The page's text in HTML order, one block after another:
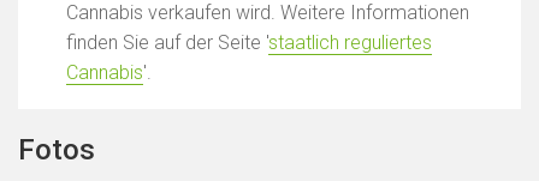
Cannabis verkaufen wird. Weitere Informationen
finden Sie auf der Seite 'staatlich reguliertes
Cannabis'.
Fotos